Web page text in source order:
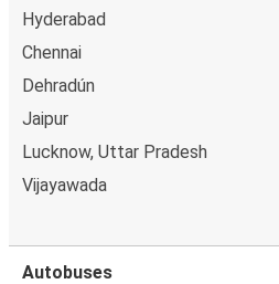
Hyderabad
Chennai
Dehradún
Jaipur
Lucknow, Uttar Pradesh
Vijayawada
Autobuses